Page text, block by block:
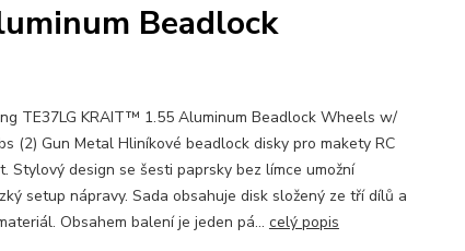
Beadlock
TE37LG KRAIT™ 1.55 Aluminum Beadlock Wheels w/
(2) Gun Metal Hliníkové beadlock disky pro makety RC
Stylový design se šesti paprsky bez límce umožní
setup nápravy. Sada obsahuje disk složený ze tří dílů a
Obsahem balení je jeden pá... celý popis